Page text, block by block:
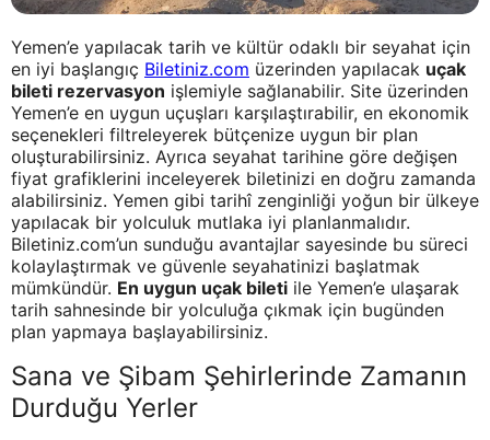
Yemen’e yapılacak tarih ve kültür odaklı bir seyahat için
en iyi başlangıç Biletiniz.com üzerinden yapılacak uçak
bileti rezervasyon işlemiyle sağlanabilir. Site üzerinden
Yemen’e en uygun uçuşları karşılaştırabilir, en ekonomik
seçenekleri filtreleyerek bütçenize uygun bir plan
oluşturabilirsiniz. Ayrıca seyahat tarihine göre değişen
fiyat grafiklerini inceleyerek biletinizi en doğru zamanda
alabilirsiniz. Yemen gibi tarihî zenginliği yoğun bir ülkeye
yapılacak bir yolculuk mutlaka iyi planlanmalıdır.
Biletiniz.com’un sunduğu avantajlar sayesinde bu süreci
kolaylaştırmak ve güvenle seyahatinizi başlatmak
mümkündür. En uygun uçak bileti ile Yemen’e ulaşarak
tarih sahnesinde bir yolculuğa çıkmak için bugünden
plan yapmaya başlayabilirsiniz.
Sana ve Şibam Şehirlerinde Zamanın
Durduğu Yerler